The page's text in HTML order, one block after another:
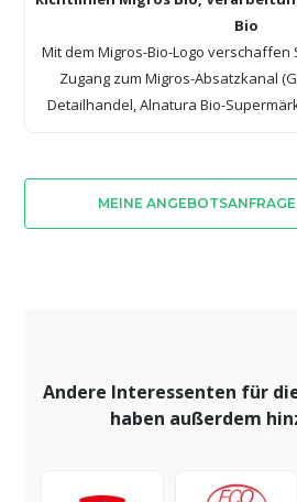
Bio
Mit dem Migros-Bio-Logo verschaffen
Zugang zum Migros-Absatzkanal
Detailhandel, Alnatura Bio-
MEINE
Andere Interessenten für
haben außerdem